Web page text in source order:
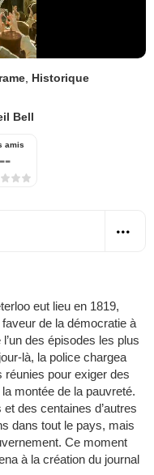
Historique
Bell
amis
--
eut lieu en 1819,
de la démocratie à
des épisodes les plus
là, la police chargea
réunies pour exiger des
montée de la pauvreté.
des centaines d’autres
dans tout le pays, mais
Ce moment
à la création du journal